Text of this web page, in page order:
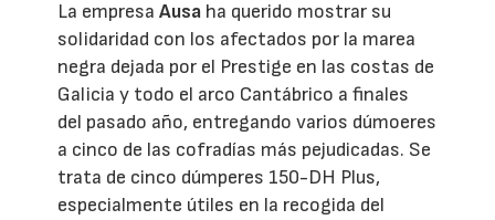
La empresaAusa ha querido mostrar su
solidaridad con los afectados por la marea
negra dejada por el Prestige en las costas de
Galicia y todo el arco Cantábrico a finales
del pasado año, entregando varios dúmoeres
a cinco de las cofradías más pejudicadas. Se
trata de cinco dúmperes 150-DH Plus,
especialmente útiles en la recogida del